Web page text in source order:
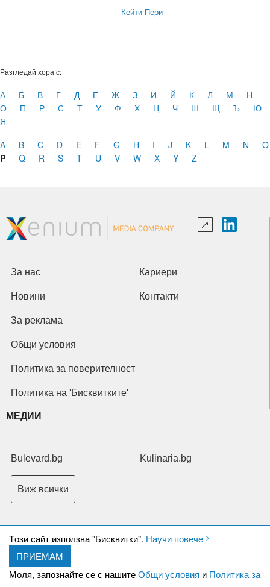
Кейти Пери
Разгледай хора с:
А Б В Г Д Е Ж З И Й К Л М
Н
О
П Р С Т У Ф Х Ц Ч Ш Щ Ъ
Ю
Я
A
B C D E F G H I J K L M N
O
P
Q R S T U V W X Y Z
Tози сайт използва "Бисквитки". Научи повече
ПРИЕМАМ
Моля, запознайте се с нашитеОбщи условия и Политика за
За нас Кариери
Новини Контакти
За реклама
Общи условия
Политика за поверителност
Политика на 'Бисквитките'
МЕДИИ
Bulevard.bg Kulinaria.bg
Виж всички
Copyright © 2026 Ксениум ООД. Всички права запазени.
XeniumCompany.com